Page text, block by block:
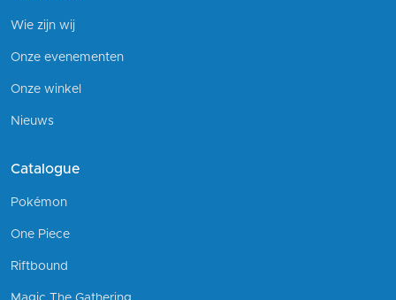
Wie zijn wij
Onze evenementen
Onze winkel
Nieuws
Catalogue
Pokémon
One Piece
Riftbound